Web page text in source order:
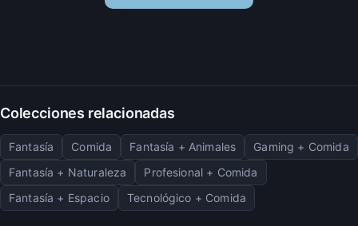
Colecciones relacionadas
Fantasía Comida Fantasía + Animales
Gaming + Comida
Fantasía + Naturaleza
Profesional + Comida
Fantasía + Espacio
Tecnológico + Comida